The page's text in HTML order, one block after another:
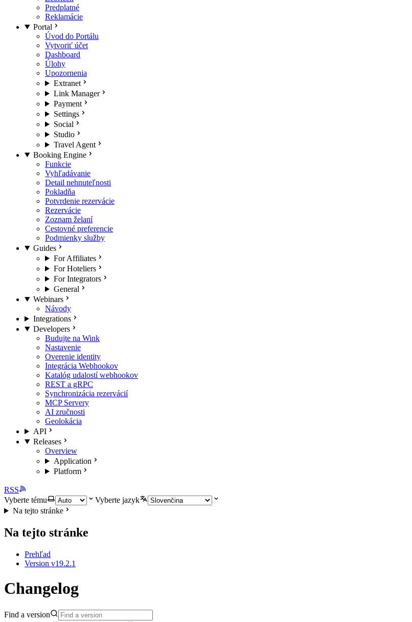
Predplatné
Reklamácie
Portal
Úvod do Portálu
Vytvoriť účet
Dashboard
Úlohy
Upozornenia
Extranet
Link Manager
Payment
Settings
Social
Studio
Travel Agent
Booking Engine
Funkcie
Vyhľadávanie
Detail nehnuteľnosti
Pokladňa
Potvrdenie rezervácie
Rezervácie
Zoznam želaní
Cestovné preferencie
Podmienky služby
Guides
For Affiliates
For Hoteliers
For Integrators
General
Webinars
Návody
Integrations
Developers
Budujte na Wink
Nastavenie
Overenie identity
Integrácia Webhookov
Katalóg udalostí webhookov
REST a gRPC
Synchronizácia rezervácií
MCP Servery
AI zručnosti
Geolokácia
API
Releases
Overview
Application
Platform
RSS
Vyberte tému
Vyberte jazyk
Na tejto stránke
Na tejto stránke
Prehľad
Version v19.2.1
Changelog
Find a version